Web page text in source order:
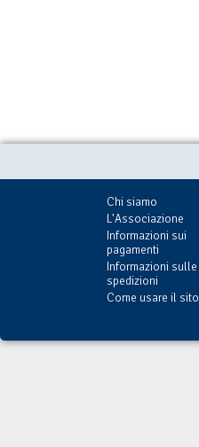
Chi siamo
L'Associazione
Informazioni sui
pagamenti
Informazioni sulle
spedizioni
Come usare il sito